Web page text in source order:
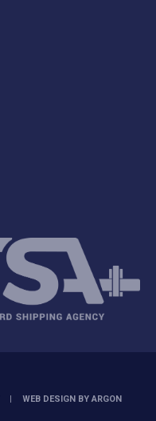
WEB DESIGN BYARGON